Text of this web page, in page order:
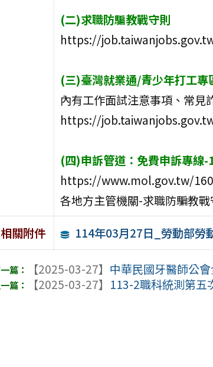
(二)求職防騙教戰守則
https://
(三)臺灣就業通/青少年打工專
內有工作面試注意事項、常見
https://
(四)申訴管道：免費申訴專線
https://www.mol.gov.tw/
各地方主管機關-求職防騙教
相關附件
114年03月27日_勞動部勞
【2025-03-27】 中華民國牙醫師公
【2025-03-27】 113-2職科統測第五